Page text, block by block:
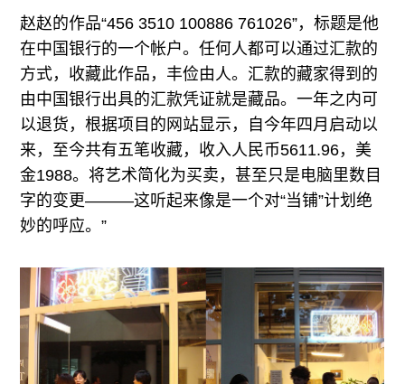
赵赵的作品“456 3510 100886 761026”，标题是他
在中国银行的一个帐户。任何人都可以通过汇款的
方式，收藏此作品，丰俭由人。汇款的藏家得到的
由中国银行出具的汇款凭证就是藏品。一年之内可
以退货，根据项目的网站显示，自今年四月启动以
来，至今共有五笔收藏，收入人民币5611.96，美
金1988。将艺术简化为买卖，甚至只是电脑里数目
字的变更———这听起来像是一个对“当铺”计划绝
妙的呼应。”